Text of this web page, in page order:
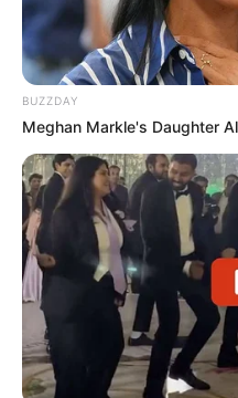
BUZZDAY
Meghan Markle's Daughter